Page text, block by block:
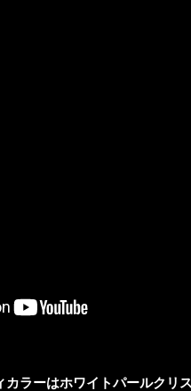
カラーはホワイトパールクリ